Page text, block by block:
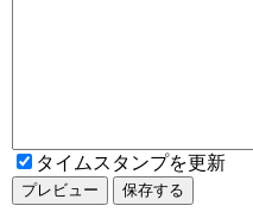
タイムスタンプを更新